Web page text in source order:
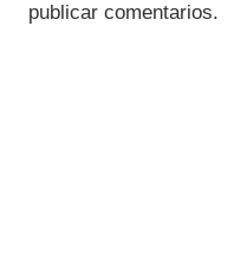
publicar comentarios.